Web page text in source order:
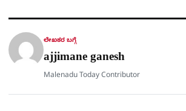
p o a
a
ಲೇಖಕರ ಬಗ್ಗೆ
ajjimane ganesh
Malenadu Today Contributor